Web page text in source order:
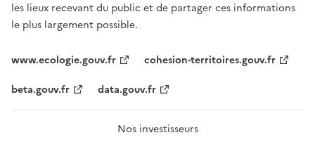
les lieux recevant du public et de partager ces informations
le plus largement possible.
www.ecologie.gouv.fr
cohesion-territoires.gouv.fr
beta.gouv.fr
data.gouv.fr
Nos investisseurs